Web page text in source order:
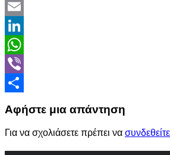
Twitter
Email
LinkedIn
WhatsApp
Viber
Αφήστε μια απάντηση
Για να σχολιάσετε πρέπει να συνδεθείτε